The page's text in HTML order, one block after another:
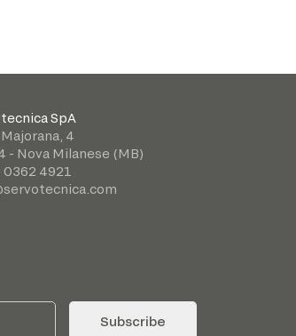
SpA
Majorana, 4
- Nova Milanese (MB)
0362 4921
Subscribe